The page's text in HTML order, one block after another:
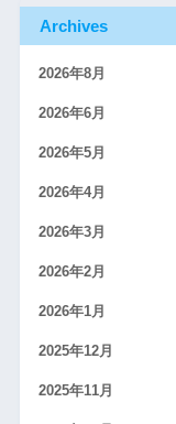
Archives
2026年8月
2026年6月
2026年5月
2026年4月
2026年3月
2026年2月
2026年1月
2025年12月
2025年11月